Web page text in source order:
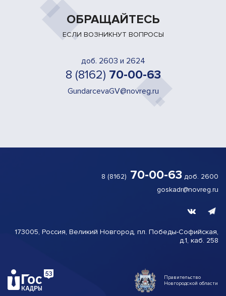
ОБРАЩАЙТЕСЬ
ЕСЛИ ВОЗНИКНУТ ВОПРОСЫ
доб. 2603 и 2624
8 (8162) 70-00-63
GundarcevaGV@novreg.ru
Правительство
Новгородской области
8 (8162) 70-00-63 доб. 2600
goskadr@novreg.ru
173005, Россия, Великий Новгород, пл. Победы-Софийская,
д.1, каб. 258